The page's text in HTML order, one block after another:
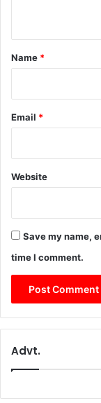
*
Name *
Email *
Website
Save my name,
time I comment.
Advt.